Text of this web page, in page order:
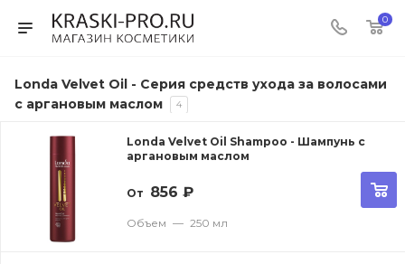
0
Londa Velvet Oil - Cерия средств ухода за волосами
с аргановым маслом
4
Londa Velvet Oil Shampoo - Шампунь с
аргановым маслом
От 856 ₽
Объем — 250 мл